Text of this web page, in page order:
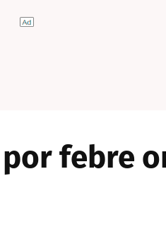
febre